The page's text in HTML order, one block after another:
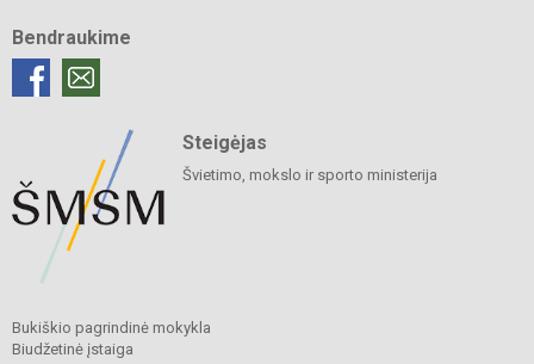
Bendraukime
Steigėjas
Švietimo, mokslo ir sporto ministerija
Bukiškio pagrindinė mokykla
Biudžetinė įstaiga